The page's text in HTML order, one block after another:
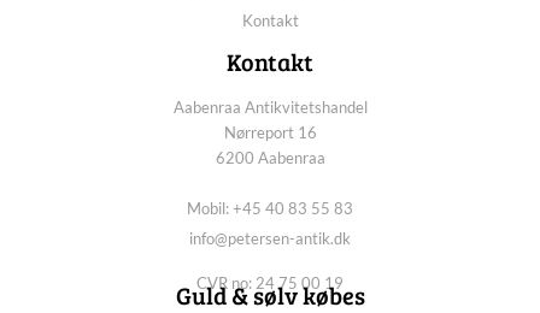
Kontakt
Kontakt
Aabenraa Antikvitetshandel
Nørreport 16
6200 Aabenraa
Mobil: +45 40 83 55 83
info@petersen-antik.dk
CVR no: 24 75 00 19
Guld & sølv købes